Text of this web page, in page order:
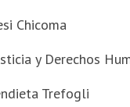
Chicoma
y Derechos
Trefogli